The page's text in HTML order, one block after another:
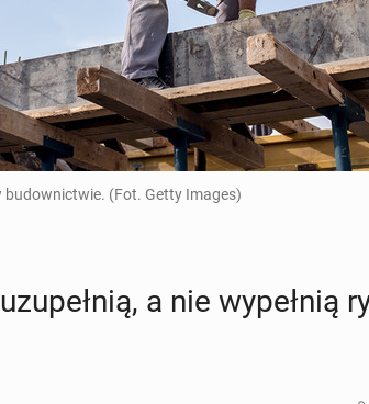
budownictwie. (Fot. Getty Images)
a nie wy­peł­nią